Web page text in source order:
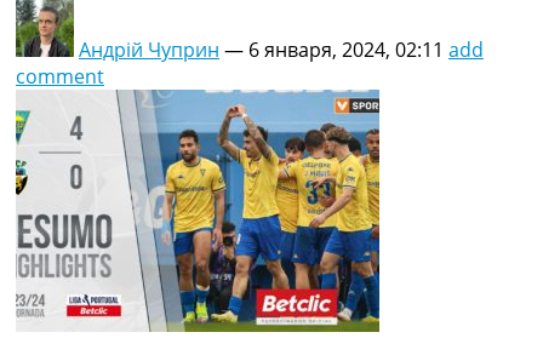
Андрій Чуприн — 6 января, 2024, 02:11 add
comment